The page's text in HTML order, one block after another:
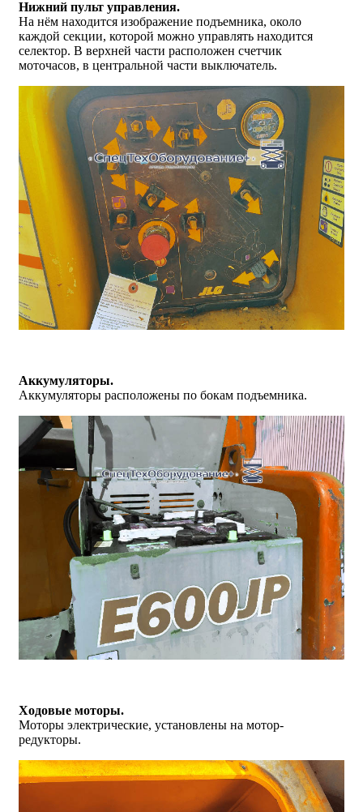
Нижний пульт управления.
На нём находится изображение подъемника, около
каждой секции, которой можно управлять находится
селектор. В верхней части расположен счетчик
моточасов, в центральной части выключатель.
Аккумуляторы.
Аккумуляторы расположены по бокам подъемника.
Ходовые моторы.
Моторы электрические, установлены на мотор-
редукторы.